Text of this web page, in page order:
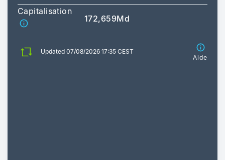
Capitalisation
172,659Md
Updated 07/08/2026 17:35 CEST
Aide